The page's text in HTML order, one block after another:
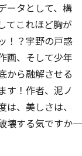
ータとして、構
てこれほど胸が
！？宇野の戸惑
画、そして少年
から融解させる
す！作者、泥ノ
、美しさは、
する気ですか――